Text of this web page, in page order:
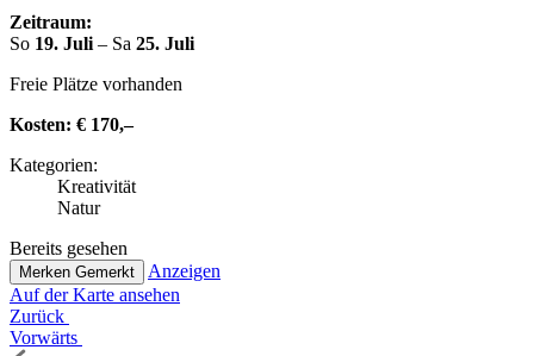
Zeitraum:
So 19. Juli – Sa 25. Juli
Freie Plätze vorhanden
Kosten: € 170,–
Kate­go­rien:
Krea­ti­vi­tät
Natur
Bereits gesehen
Merken Gemerkt
Anzeigen
Auf der Karte ansehen
Zurück
Vorwärts